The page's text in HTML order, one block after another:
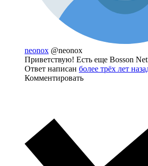
neonox @neonox
Приветствую! Есть еще Bosson
Ответ написан более трёх лет
Комментировать